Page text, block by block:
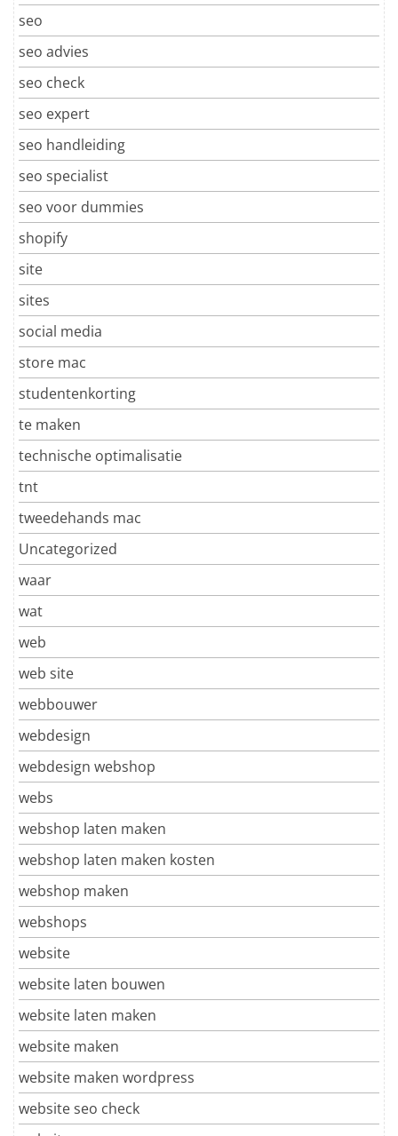
seo
seo advies
seo check
seo expert
seo handleiding
seo specialist
seo voor dummies
shopify
site
sites
social media
store mac
studentenkorting
te maken
technische optimalisatie
tnt
tweedehands mac
Uncategorized
waar
wat
web
web site
webbouwer
webdesign
webdesign webshop
webs
webshop laten maken
webshop laten maken kosten
webshop maken
webshops
website
website laten bouwen
website laten maken
website maken
website maken wordpress
website seo check